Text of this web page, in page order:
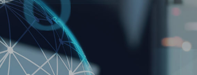
Qi2.2 TX 發射模組
Qi2.0 TX 發射模組
Qi1.x TX 發射模組
Qi1.x RX 接收模組
Wall Switch
內部稽核
獨立董事溝通情形